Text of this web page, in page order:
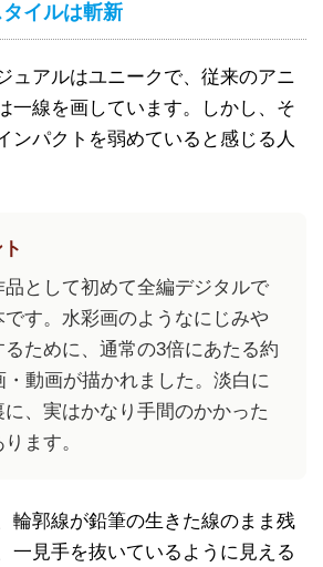
イルは斬新
ュアルはユニークで、従来のアニ
一線を画しています。しかし、そ
ンパクトを弱めていると感じる人
として初めて全編デジタルで
す。水彩画のようなにじみや
ために、通常の3倍にあたる約
・動画が描かれました。淡白に
に、実はかなり手間のかかった
ます。
輪郭線が鉛筆の生きた線のまま残
一見手を抜いているように見える